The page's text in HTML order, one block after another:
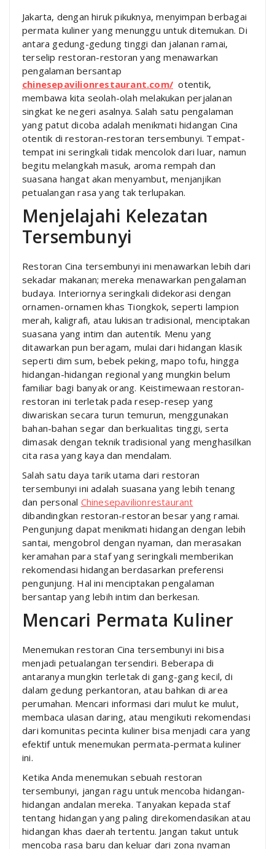
Jakarta, dengan hiruk pikuknya, menyimpan berbagai
permata kuliner yang menunggu untuk ditemukan. Di
antara gedung-gedung tinggi dan jalanan ramai,
terselip restoran-restoran yang menawarkan
pengalaman bersantap
chinesepavilionrestaurant.com/ otentik,
membawa kita seolah-olah melakukan perjalanan
singkat ke negeri asalnya. Salah satu pengalaman
yang patut dicoba adalah menikmati hidangan Cina
otentik di restoran-restoran tersembunyi. Tempat-
tempat ini seringkali tidak mencolok dari luar, namun
begitu melangkah masuk, aroma rempah dan
suasana hangat akan menyambut, menjanjikan
petualangan rasa yang tak terlupakan.
Menjelajahi Kelezatan
Tersembunyi
Restoran Cina tersembunyi ini menawarkan lebih dari
sekadar makanan; mereka menawarkan pengalaman
budaya. Interiornya seringkali didekorasi dengan
ornamen-ornamen khas Tiongkok, seperti lampion
merah, kaligrafi, atau lukisan tradisional, menciptakan
suasana yang intim dan autentik. Menu yang
ditawarkan pun beragam, mulai dari hidangan klasik
seperti dim sum, bebek peking, mapo tofu, hingga
hidangan-hidangan regional yang mungkin belum
familiar bagi banyak orang. Keistimewaan restoran-
restoran ini terletak pada resep-resep yang
diwariskan secara turun temurun, menggunakan
bahan-bahan segar dan berkualitas tinggi, serta
dimasak dengan teknik tradisional yang menghasilkan
cita rasa yang kaya dan mendalam.
Salah satu daya tarik utama dari restoran
tersembunyi ini adalah suasana yang lebih tenang
dan personal Chinesepavilionrestaurant
dibandingkan restoran-restoran besar yang ramai.
Pengunjung dapat menikmati hidangan dengan lebih
santai, mengobrol dengan nyaman, dan merasakan
keramahan para staf yang seringkali memberikan
rekomendasi hidangan berdasarkan preferensi
pengunjung. Hal ini menciptakan pengalaman
bersantap yang lebih intim dan berkesan.
Mencari Permata Kuliner
Menemukan restoran Cina tersembunyi ini bisa
menjadi petualangan tersendiri. Beberapa di
antaranya mungkin terletak di gang-gang kecil, di
dalam gedung perkantoran, atau bahkan di area
perumahan. Mencari informasi dari mulut ke mulut,
membaca ulasan daring, atau mengikuti rekomendasi
dari komunitas pecinta kuliner bisa menjadi cara yang
efektif untuk menemukan permata-permata kuliner
ini.
Ketika Anda menemukan sebuah restoran
tersembunyi, jangan ragu untuk mencoba hidangan-
hidangan andalan mereka. Tanyakan kepada staf
tentang hidangan yang paling direkomendasikan atau
hidangan khas daerah tertentu. Jangan takut untuk
mencoba rasa baru dan keluar dari zona nyaman